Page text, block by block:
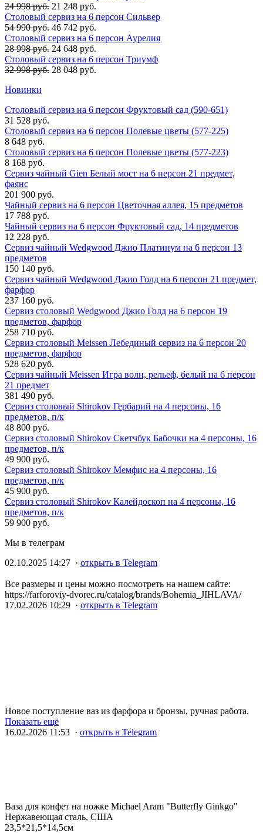
24 998 руб. 21 248 руб.
Столовый сервиз на 6 персон Сильвер
54 990 руб. 46 742 руб.
Столовый сервиз на 6 персон Аурелия
28 998 руб. 24 648 руб.
Столовый сервиз на 6 персон Триумф
32 998 руб. 28 048 руб.
Новинки
Столовый сервиз на 6 персон Фруктовый сад (590-651)
31 528 руб.
Столовый сервиз на 6 персон Полевые цветы (577-225)
8 648 руб.
Столовый сервиз на 6 персон Полевые цветы (577-223)
8 168 руб.
Сервиз чайный Gien Белый мост на 6 персон 21 предмет,
фаянс
201 900 руб.
Чайный сервиз на 6 персон Цветочная аллея, 15 предметов
17 788 руб.
Чайный сервиз на 6 персон Фруктовый сад, 14 предметов
12 228 руб.
Сервиз чайный Wedgwood Джио Платинум на 6 персон 13
предметов
150 140 руб.
Сервиз чайный Wedgwood Джио Голд на 6 персон 21 предмет,
фарфор
237 160 руб.
Сервиз столовый Wedgwood Джио Голд на 6 персон 19
предметов, фарфор
258 710 руб.
Сервиз столовый Meissen Лебединый сервиз на 6 персон 20
предметов, фарфор
528 620 руб.
Сервиз чайный Meissen Игра волн, рельеф, белый на 6 персон
21 предмет
381 490 руб.
Сервиз столовый Shirokov Гербарий на 4 персоны, 16
предметов, п/к
48 800 руб.
Сервиз столовый Shirokov Скетчбук Бабочки на 4 персоны, 16
предметов, п/к
49 900 руб.
Сервиз столовый Shirokov Мемфис на 4 персоны, 16
предметов, п/к
45 900 руб.
Сервиз столовый Shirokov Калейдоскоп на 4 персоны, 16
предметов, п/к
59 900 руб.
Мы в телеграм
02.10.2025 14:27 · открыть в Telegram
Все размеры и цены можно посмотреть на нашем сайте:
https://farforoviy-dvorec.ru/catalog/brands/Bohemia_JIHLAVA/
17.02.2026 10:29 · открыть в Telegram
Новое поступление ваз из фарфора и бронзы, ручная работа.
Показать ещё
16.02.2026 11:53 · открыть в Telegram
Ваза для конфет на ножке Michael Aram "Butterfly Ginkgo"
Нержавеющая сталь, США
23,5*21,5*14,5см